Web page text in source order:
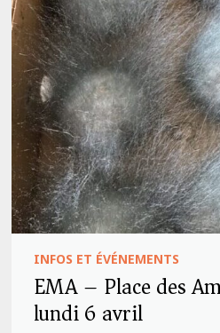
INFOS ET ÉVÉNEMENTS
EMA – Place des
lundi 6 avril